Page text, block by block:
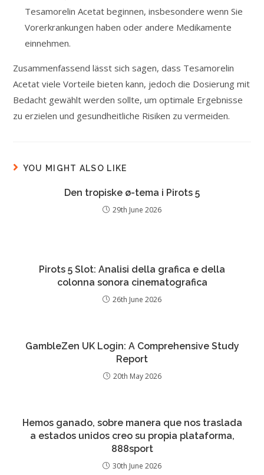
Tesamorelin Acetat beginnen, insbesondere wenn Sie
Vorerkrankungen haben oder andere Medikamente
einnehmen.
Zusammenfassend lässt sich sagen, dass Tesamorelin
Acetat viele Vorteile bieten kann, jedoch die Dosierung mit
Bedacht gewählt werden sollte, um optimale Ergebnisse
zu erzielen und gesundheitliche Risiken zu vermeiden.
YOU MIGHT ALSO LIKE
Den tropiske ø-tema i Pirots 5
29th June 2026
Pirots 5 Slot: Analisi della grafica e della
colonna sonora cinematografica
26th June 2026
GambleZen UK Login: A Comprehensive Study
Report
20th May 2026
Hemos ganado, sobre manera que nos traslada
a estados unidos creo su propia plataforma,
888sport
30th June 2026